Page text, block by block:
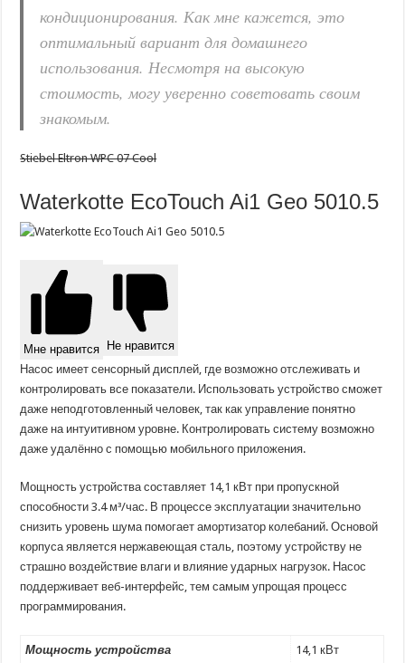
кондиционирования. Как мне кажется, это
оптимальный вариант для домашнего
использования. Несмотря на высокую
стоимость, могу уверенно советовать своим
знакомым.
Stiebel Eltron WPC 07 Cool
Waterkotte EcoTouch Ai1 Geo 5010.5
Мне нравится Не нравится
Насос имеет сенсорный дисплей, где возможно отслеживать и
контролировать все показатели. Использовать устройство сможет
даже неподготовленный человек, так как управление понятно
даже на интуитивном уровне. Контролировать систему возможно
даже удалённо с помощью мобильного приложения.
Мощность устройства составляет 14,1 кВт при пропускной
способности 3.4 м³/час. В процессе эксплуатации значительно
снизить уровень шума помогает амортизатор колебаний. Основой
корпуса является нержавеющая сталь, поэтому устройству не
страшно воздействие влаги и влияние ударных нагрузок. Насос
поддерживает веб-интерфейс, тем самым упрощая процесс
программирования.
Мощность устройства 14,1 кВт